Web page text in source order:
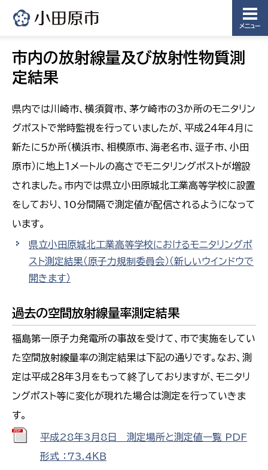
メニュー
市内の放射線量及び放射性物質測
定結果
県内では川崎市、横須賀市、茅ケ崎市の３か所のモニタリン
グポストで常時監視を行っていましたが、平成２４年４月に
新たに５か所（横浜市、相模原市、海老名市、逗子市、小田
原市）に地上１メートルの高さでモニタリングポストが増設
されました。市内では県立小田原城北工業高等学校に設置
をしており、10分間隔で測定値が配信されるようになって
います。
県立小田原城北工業高等学校におけるモニタリングポ
スト測定結果（原子力規制委員会） （新しいウインドウで
開きます）
過去の空間放射線量率測定結果
福島第一原子力発電所の事故を受けて、市で実施をしてい
た空間放射線量率の測定結果は下記の通りです。なお、測
定は平成２８年３月をもって終了しておりますが、モニタリ
ングポスト等に変化が現れた場合は測定を行っていきま
す。
平成28年3月8日 測定場所と測定値一覧 PDF
形式 ：73.4ＫＢ